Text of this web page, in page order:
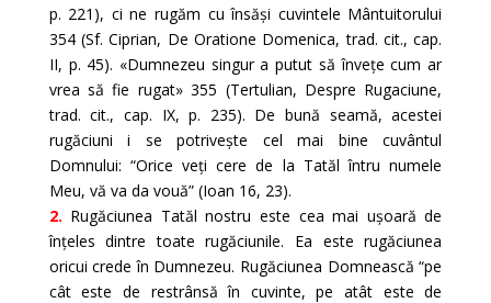
p. 221), ci ne rugăm cu însăși cuvintele Mântuitorului
354 (Sf. Ciprian, De Oratione Domenica, trad. cit., cap.
II, p. 45). «Dumnezeu singur a putut să învețe cum ar
vrea să fie rugat» 355 (Tertulian, Despre Rugaciune,
trad. cit., cap. IX, p. 235). De bună seamă, acestei
rugăciuni i se potrivește cel mai bine cuvântul
Domnului: “Orice veți cere de la Tatăl întru numele
Meu, vă va da vouă” (Ioan 16, 23).
2. Rugăciunea Tatăl nostru este cea mai ușoară de
înțeles dintre toate rugăciunile. Ea este rugăciunea
oricui crede în Dumnezeu. Rugăciunea Domnească “pe
cât este de restrânsă în cuvinte, pe atât este de